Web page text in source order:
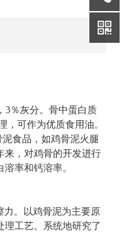
3％灰分。骨中蛋白质
可作为优质食用油。
食品，如鸡骨泥火腿
来，对鸡骨的开发进行
率和钙溶率。
力。以鸡骨泥为主要原
工艺。系统地研究了